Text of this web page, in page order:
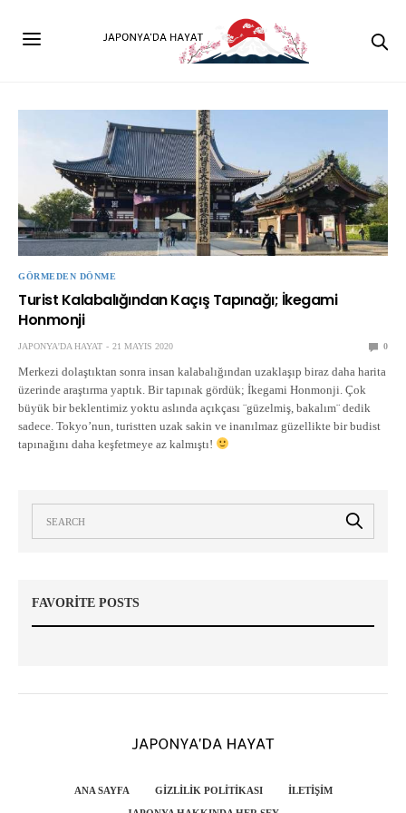
GÖRMEDEN DÖNME
Turist Kalabalığından Kaçış Tapınağı; İkegami
Honmonji
JAPONYA'DA HAYAT 21 MAYIS 2020 0
Merkezi dolaştıktan sonra insan kalabalığından uzaklaşıp biraz daha harita
üzerinde araştırma yaptık. Bir tapınak gördük; İkegami Honmonji. Çok
büyük bir beklentimiz yoktu aslında açıkçası ¨güzelmiş, bakalım¨ dedik
sadece. Tokyo’nun, turistten uzak sakin ve inanılmaz güzellikte bir budist
tapınağını daha keşfetmeye az kalmıştı!
FAVORITE POSTS
ANA SAYFA GIZLILIK POLITIKASI İLETIŞIM